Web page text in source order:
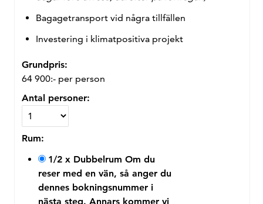
Bagagetransport vid några tillfällen
Investering i klimatpositiva projekt
Grundpris:
64 900:- per person
Antal personer:
Rum:
1/2 x Dubbelrum Om du
reser med en vän, så anger du
dennes bokningsnummer i
nästa steg. Annars kommer vi